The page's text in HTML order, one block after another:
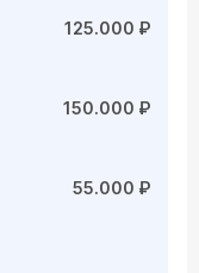
125.000 ₽
150.000 ₽
55.000 ₽